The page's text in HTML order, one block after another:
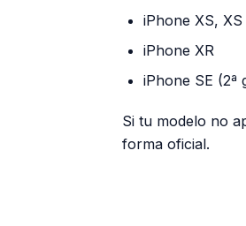
iPhone XS,
iPhone XR
iPhone SE (2ª
Si tu modelo no
forma oficial.